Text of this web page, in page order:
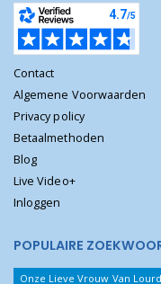
Contact
Algemene Voorwaarden
Privacy policy
Betaalmethoden
Blog
Live Video+
Inloggen
POPULAIRE
Onze Lieve Vrouw Van